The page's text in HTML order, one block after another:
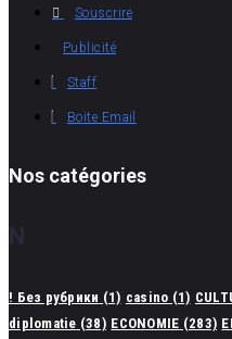
Souscrire
Publicité
Staff
Boite Email
Nos catégories
N
! Без рубрики (1) casino (1)
diplomatie (38) ECONOMIE (283)